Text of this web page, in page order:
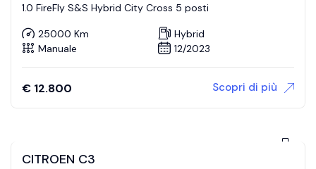
1.0 FireFly S&S Hybrid City Cross 5 posti
25000 Km
Hybrid
Manuale
12/2023
€ 12.800 Scopri di più
CITROEN C3